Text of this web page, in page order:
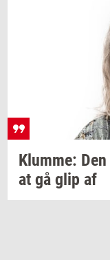
Klum­me: Den
at gå glip af